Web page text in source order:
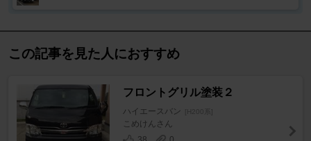
この記事を見た人におすすめ
フロントグリル塗装２
ハイエースバン [H200系]
こめけんさん